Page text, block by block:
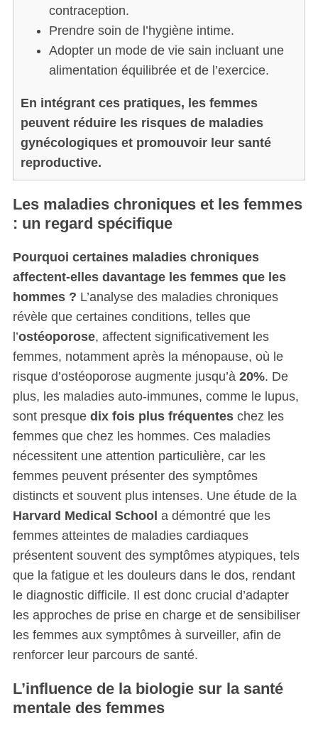
contraception.
Prendre soin de l’hygiène intime.
Adopter un mode de vie sain incluant une
alimentation équilibrée et de l’exercice.
En intégrant ces pratiques, les femmes
peuvent réduire les risques de maladies
gynécologiques et promouvoir leur santé
reproductive.
Les maladies chroniques et les femmes
: un regard spécifique
Pourquoi certaines maladies chroniques
affectent-elles davantage les femmes que les
hommes ? L’analyse des maladies chroniques
révèle que certaines conditions, telles que
l’ostéoporose, affectent significativement les
femmes, notamment après la ménopause, où le
risque d’ostéoporose augmente jusqu’à 20%. De
plus, les maladies auto-immunes, comme le lupus,
sont presque dix fois plus fréquenteschez les
femmes que chez les hommes. Ces maladies
nécessitent une attention particulière, car les
femmes peuvent présenter des symptômes
distincts et souvent plus intenses. Une étude de la
Harvard Medical School a démontré que les
femmes atteintes de maladies cardiaques
présentent souvent des symptômes atypiques, tels
que la fatigue et les douleurs dans le dos, rendant
le diagnostic difficile. Il est donc crucial d’adapter
les approches de prise en charge et de sensibiliser
les femmes aux symptômes à surveiller, afin de
renforcer leur parcours de santé.
L’influence de la biologie sur la santé
mentale des femmes
h
f
o